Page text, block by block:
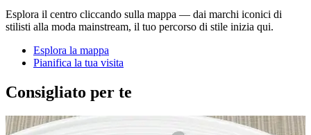
Esplora il centro cliccando sulla mappa — dai marchi iconici di
stilisti alla moda mainstream, il tuo percorso di stile inizia qui.
Esplora la mappa
Pianifica la tua visita
Consigliato per te